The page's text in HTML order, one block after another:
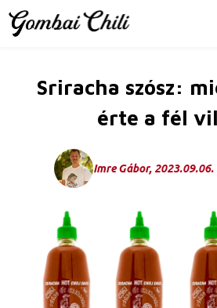
tartalomba
Sriracha szósz:
érte a fél
Imre Gábor,